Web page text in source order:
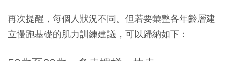
再次提醒，每個人狀況不同。但若要彙整各年齡層建
立慢跑基礎的肌力訓練建議，可以歸納如下：